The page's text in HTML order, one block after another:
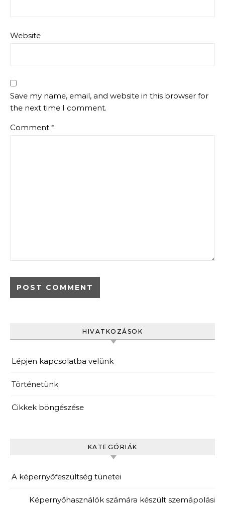
Website
Save my name, email, and website in this browser for
the next time I comment.
Comment *
HIVATKOZÁSOK
Lépjen kapcsolatba velünk
Történetünk
Cikkek böngészése
KATEGÓRIÁK
A képernyőfeszültség tünetei
Képernyőhasználók számára készült szemápolási